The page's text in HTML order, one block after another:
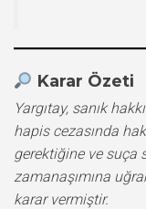
Karar Özeti
Yargıtay, sanık
hapis cezasında
gerektiğine ve suça
zamanaşımına
karar vermiştir.